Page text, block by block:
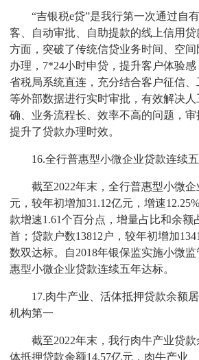
“吉银税e贷”是我行第一次通过自
客、自动审批、自助提款的线上信用
方面，突破了传统信贷业务时间、空
办理，7*24小时申贷，提升客户体验
省税局系统直连，充分结合客户征信
等外部数据进行实时审批，有效解决
确、业务流程长、效率不高的问题，
提升了贷款办理时效。
16.全行普惠型小微企业贷款连续
截至2022年末，全行普惠型小微企
元，较年初增加31.12亿元，增速
款增速1.61个百分点，增量占比和余额
首；贷款户数13812户，较年初增加
数双达标。自2018年银保监实施小微
惠型小微企业贷款连续五年达标。
17.肉牛产业、活体抵押贷款余额居
机构第一
截至2022年末，我行肉牛产业贷款
体抵押贷款余额14.57亿元，肉牛产业